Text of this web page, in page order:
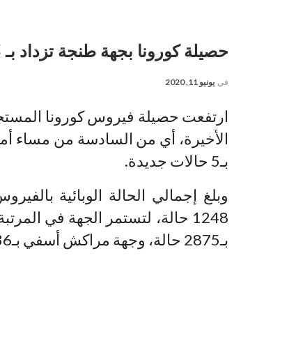
حصيلة كورونا بجهة طنجة تزداد بـ 5 حالات جديدة
في يونيو 11, 2020
الأخيرة، أي من السادسة من مساء
بـ5 حالات جديدة.
وبلغ إجمالي الحالة الوبائية
1248 حالة، لتستمر الجهة في
بـ2875 حالة، وجهة مراكش أسفي بـ1536 حالة.